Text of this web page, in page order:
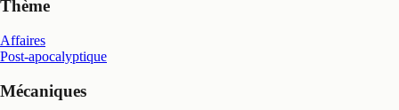
Thème
Affaires
Post-apocalyptique
Mécaniques